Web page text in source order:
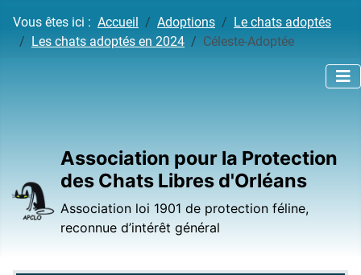
Vous êtes ici : Accueil Adoptions
Le chats adoptés
Les chats adoptés en 2024
Céleste-Adoptée
Association pour la Protection
des Chats Libres d'Orléans
Association loi 1901 de protection féline,
reconnue d’intérêt général